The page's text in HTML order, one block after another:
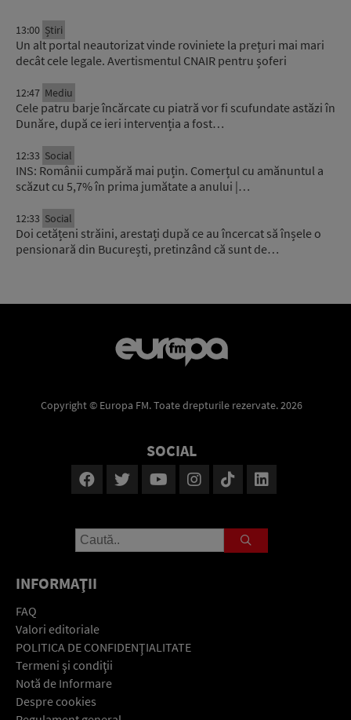
13:00 Știri
Un alt portal neautorizat vinde roviniete la prețuri mai mari
decât cele legale. Avertismentul CNAIR pentru șoferi
12:47 Mediu
Cele patru barje încărcate cu piatră vor fi scufundate astăzi în
Dunăre, după ce ieri intervenția a fost…
12:33 Social
INS: Românii cumpără mai puțin. Comerțul cu amănuntul a
scăzut cu 5,7% în prima jumătate a anului |…
12:33 Social
Doi cetățeni străini, arestați după ce au încercat să înșele o
pensionară din București, pretinzând că sunt de…
Copyright © Europa FM. Toate drepturile rezervate. 2026
SOCIAL
INFORMAŢII
FAQ
Valori editoriale
POLITICA DE CONFIDENŢIALITATE
Termeni şi condiţii
Notă de Informare
Despre cookies